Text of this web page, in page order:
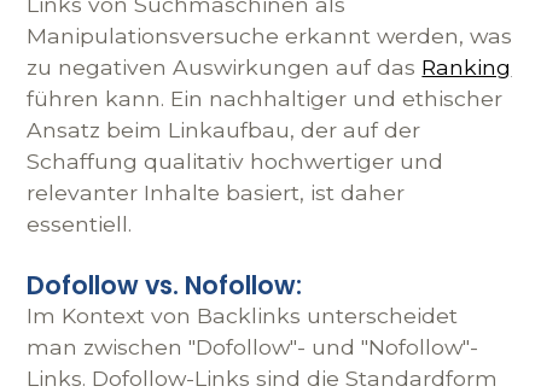
Manipulationsversuche erkannt werden, was
zu negativen Auswirkungen auf das Ranking
führen kann. Ein nachhaltiger und ethischer
Ansatz beim Linkaufbau, der auf der
Schaffung qualitativ hochwertiger und
relevanter Inhalte basiert, ist daher
essentiell.
Dofollow vs. Nofollow:
Im Kontext von Backlinks unterscheidet
man zwischen "Dofollow"- und "Nofollow"-
Links. Dofollow-Links sind die Standardform